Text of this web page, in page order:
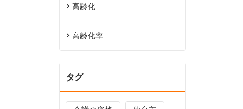
高齢化
高齢化率
タグ